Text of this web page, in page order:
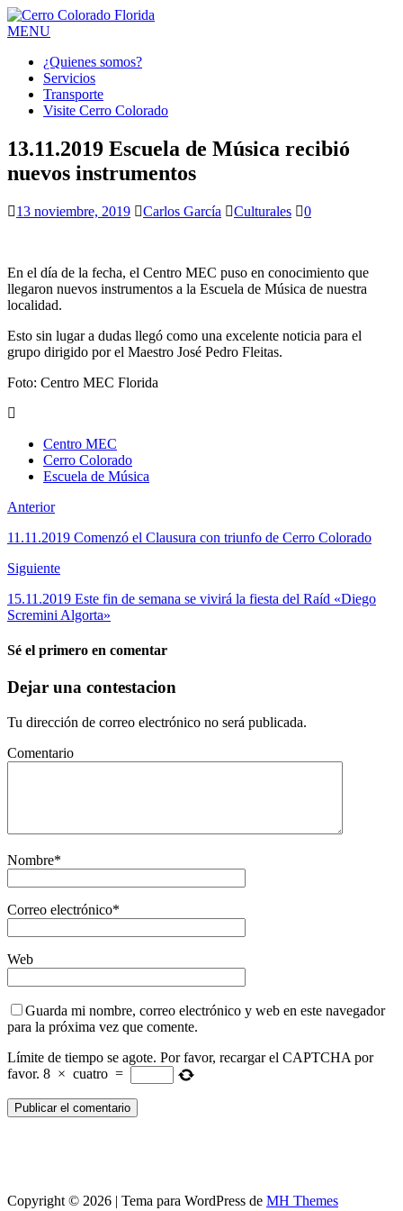
MENU
¿Quienes somos?
Servicios
Transporte
Visite Cerro Colorado
13.11.2019 Escuela de Música recibió
nuevos instrumentos
13 noviembre, 2019 Carlos García Culturales 0
En el día de la fecha, el Centro MEC puso en conocimiento que
llegaron nuevos instrumentos a la Escuela de Música de nuestra
localidad.
Esto sin lugar a dudas llegó como una excelente noticia para el
grupo dirigido por el Maestro José Pedro Fleitas.
Foto: Centro MEC Florida
Centro MEC
Cerro Colorado
Escuela de Música
Anterior
11.11.2019 Comenzó el Clausura con triunfo de Cerro Colorado
Siguiente
15.11.2019 Este fin de semana se vivirá la fiesta del Raíd «Diego
Scremini Algorta»
Sé el primero en comentar
Dejar una contestacion
Tu dirección de correo electrónico no será publicada.
Comentario
Nombre*
Correo electrónico*
Web
Guarda mi nombre, correo electrónico y web en este navegador
para la próxima vez que comente.
Límite de tiempo se agote. Por favor, recargar el CAPTCHA por
favor. 8 × cuatro =
Copyright © 2026 | Tema para WordPress de MH Themes